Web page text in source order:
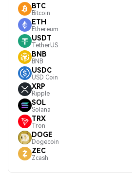
BTC
Bitcoin
ETH
Ethereum
USDT
TetherUS
BNB
BNB
USDC
USD Coin
XRP
Ripple
SOL
Solana
TRX
Tron
DOGE
Dogecoin
ZEC
Zcash